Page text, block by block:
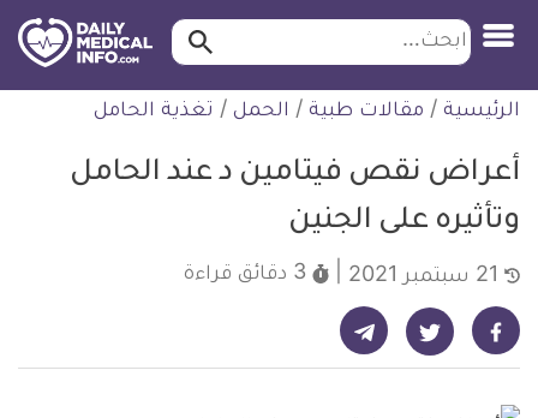
التخطي
للمحتوى
طبية
ابحث ابحث…
الرئيسية / مقالات طبية / الحمل / تغذية الحامل
أعراض نقص فيتامين د عند الحامل
وتأثيره على الجنين
3 دقائق قراءة
شارك على فيسبوك - ديلي ميديكال انفو شارك على تويتر - ديلي ميديكال انفو شارك على تيليجرام - ديلي ميديكال انفو